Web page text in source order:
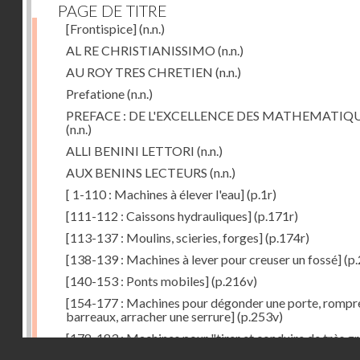
PAGE DE TITRE
[Frontispice](n.n.)
AL RE CHRISTIANISSIMO (n.n.)
AU ROY TRES CHRETIEN (n.n.)
Prefatione(n.n.)
PREFACE : DE L'EXCELLENCE DES
(n.n.)
ALLI BENINI LETTORI (n.n.)
AUX BENINS LECTEURS (n.n.)
[ 1-110 : Machines à élever l'eau](p.1r)
[111-112 : Caissons hydrauliques](p.171r)
[113-137 : Moulins, scieries, forges](p.174r)
[138-139 : Machines à lever pour creuser un fossé]
[140-153 : Ponts mobiles](p.216v)
[154-177 : Machines pour dégonder une porte,
barreaux, arracher une serrure](p.253v)
[178-183 : Machines pour "tirer et conduire de très